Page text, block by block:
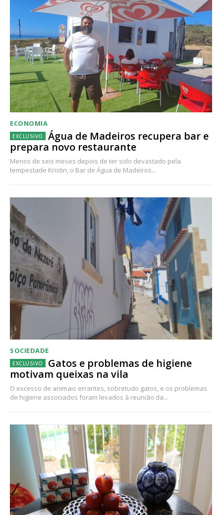
ECONOMIA
Água de Madeiros recupera bar e
prepara novo restaurante
Menos de seis meses depois de ter sido devastado pela
tempestade Kristin, o Bar de Água de Madeiros...
SOCIEDADE
Gatos e problemas de higiene
motivam queixas na vila
O excesso de animais errantes, sobretudo gatos, e os problemas
de higiene associados foram levados à reunião da...